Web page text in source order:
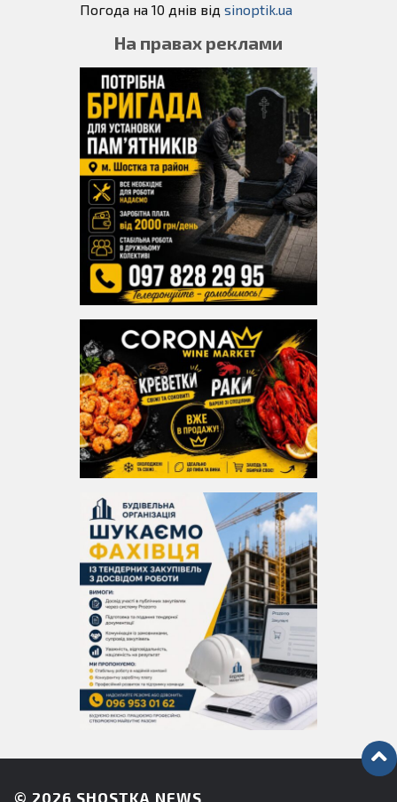
Погода на 10 днів від sinoptik.ua
На правах реклами
© 2026 SHOSTKA NEWS